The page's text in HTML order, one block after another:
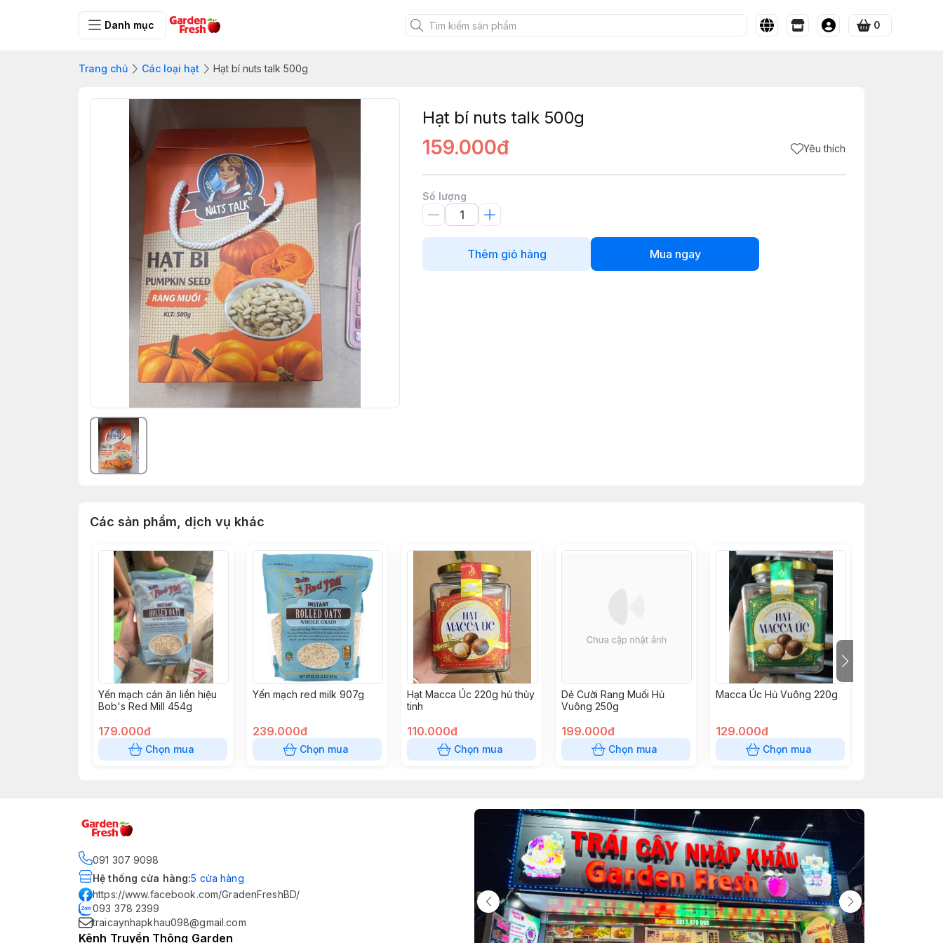
Danh mục 0
Trang chủ Các loại hạt Hạt bí nuts talk 500g
Hạt bí nuts talk 500g
159.000đ Yêu thích
Số lượng
Thêm giỏ hàng Mua ngay
Các sản phẩm, dịch vụ khác
Yến mạch cán ăn liền hiệu
Bob's Red Mill 454g
179.000đ
Chọn mua
Yến mạch red milk 907g
239.000đ
Chọn mua
Hạt Macca Úc 220g hủ thủy
tinh
110.000đ
Chọn mua
Dẻ Cười Rang Muối Hủ
Vuông 250g
199.000đ
Chọn mua
Macca Úc Hủ Vuông 220g
129.000đ
Chọn mua
091 307 9098
Hệ thống cửa hàng:5 cửa hàng
https://www.facebook.com/GradenFreshBD/
093 378 2399
traicaynhapkhau098@gmail.com
Kênh Truyền Thông Garden